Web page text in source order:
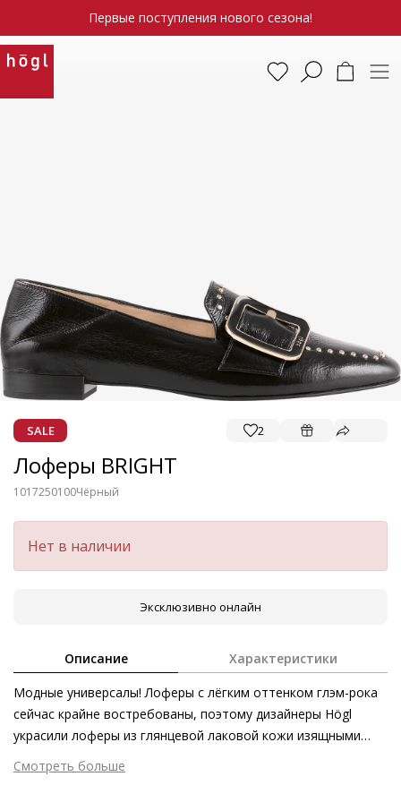
Первые поступления нового сезона!
SALE 2
Лоферы BRIGHT
1017250100Чёрный
Нет в наличии
Эксклюзивно онлайн
Описание Характеристики
Модные универсалы! Лоферы с лёгким оттенком глэм-рока
сейчас крайне востребованы, поэтому дизайнеры Högl
украсили лоферы из глянцевой лаковой кожи изящными
заклёпками и массивной металлической пряжкой. Сложно
найти образ, в котором такая модель оказалась бы
Смотреть больше